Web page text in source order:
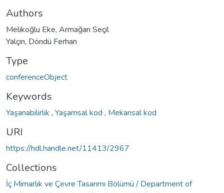
Authors
Melikoğlu Eke, Armağan Seçil
Yalçın, Döndü Ferhan
Type
conferenceObject
Keywords
Yaşanabilirlik , Yaşamsal kod , Mekansal kod
URI
https://hdl.handle.net/11413/2967
Collections
İç Mimarlık ve Çevre Tasarımı Bölümü / Department of